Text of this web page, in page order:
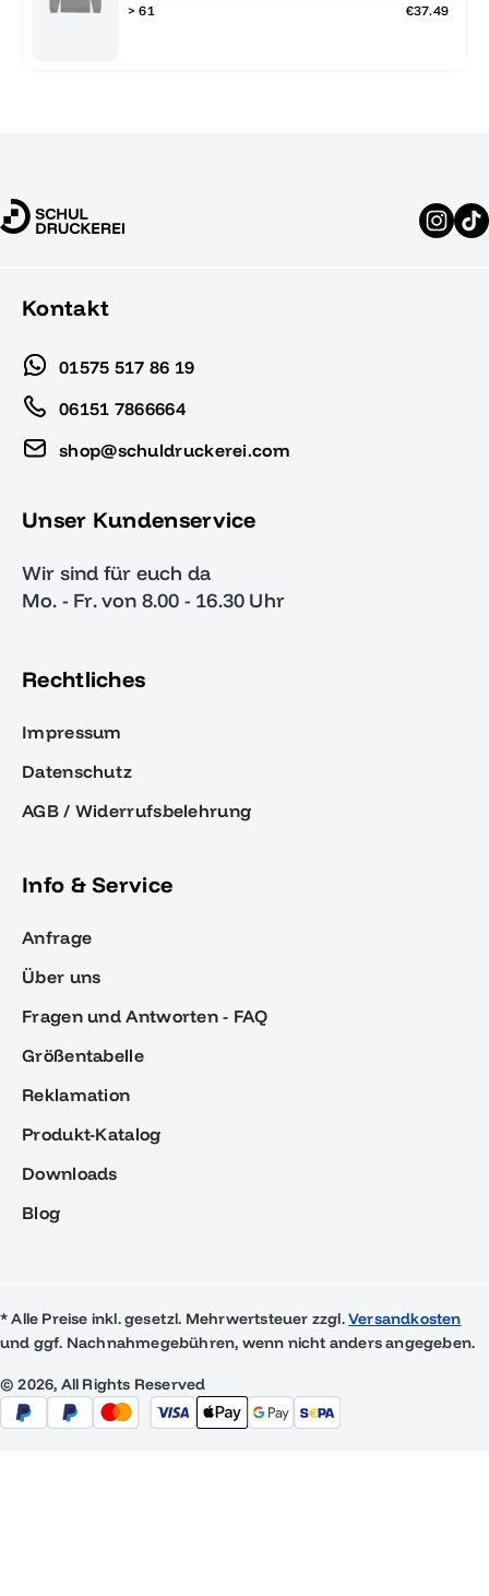
> 61
€37.49
Kontakt
01575 517 86 19
06151 7866664
shop@schuldruckerei.com
Unser Kundenservice
Wir sind für euch da
Mo. - Fr. von 8.00 - 16.30 Uhr
Rechtliches
Impressum
Datenschutz
AGB / Widerrufsbelehrung
Info & Service
Anfrage
Über uns
Fragen und Antworten - FAQ
Größentabelle
Reklamation
Produkt-Katalog
Downloads
Blog
* Alle Preise inkl. gesetzl. Mehrwertsteuer zzgl.Versandkosten
und ggf. Nachnahmegebühren, wenn nicht anders angegeben.
© 2026, All Rights Reserved